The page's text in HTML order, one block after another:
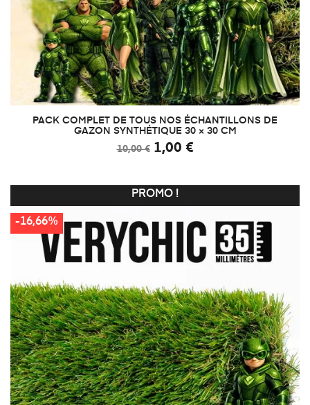
PACK COMPLET DE TOUS NOS ÉCHANTILLONS DE
GAZON SYNTHÉTIQUE 30 × 30 CM
10,00 € 1,00 €
PROMO !
-16,66%